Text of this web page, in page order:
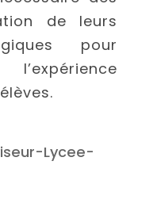
de leurs
pour